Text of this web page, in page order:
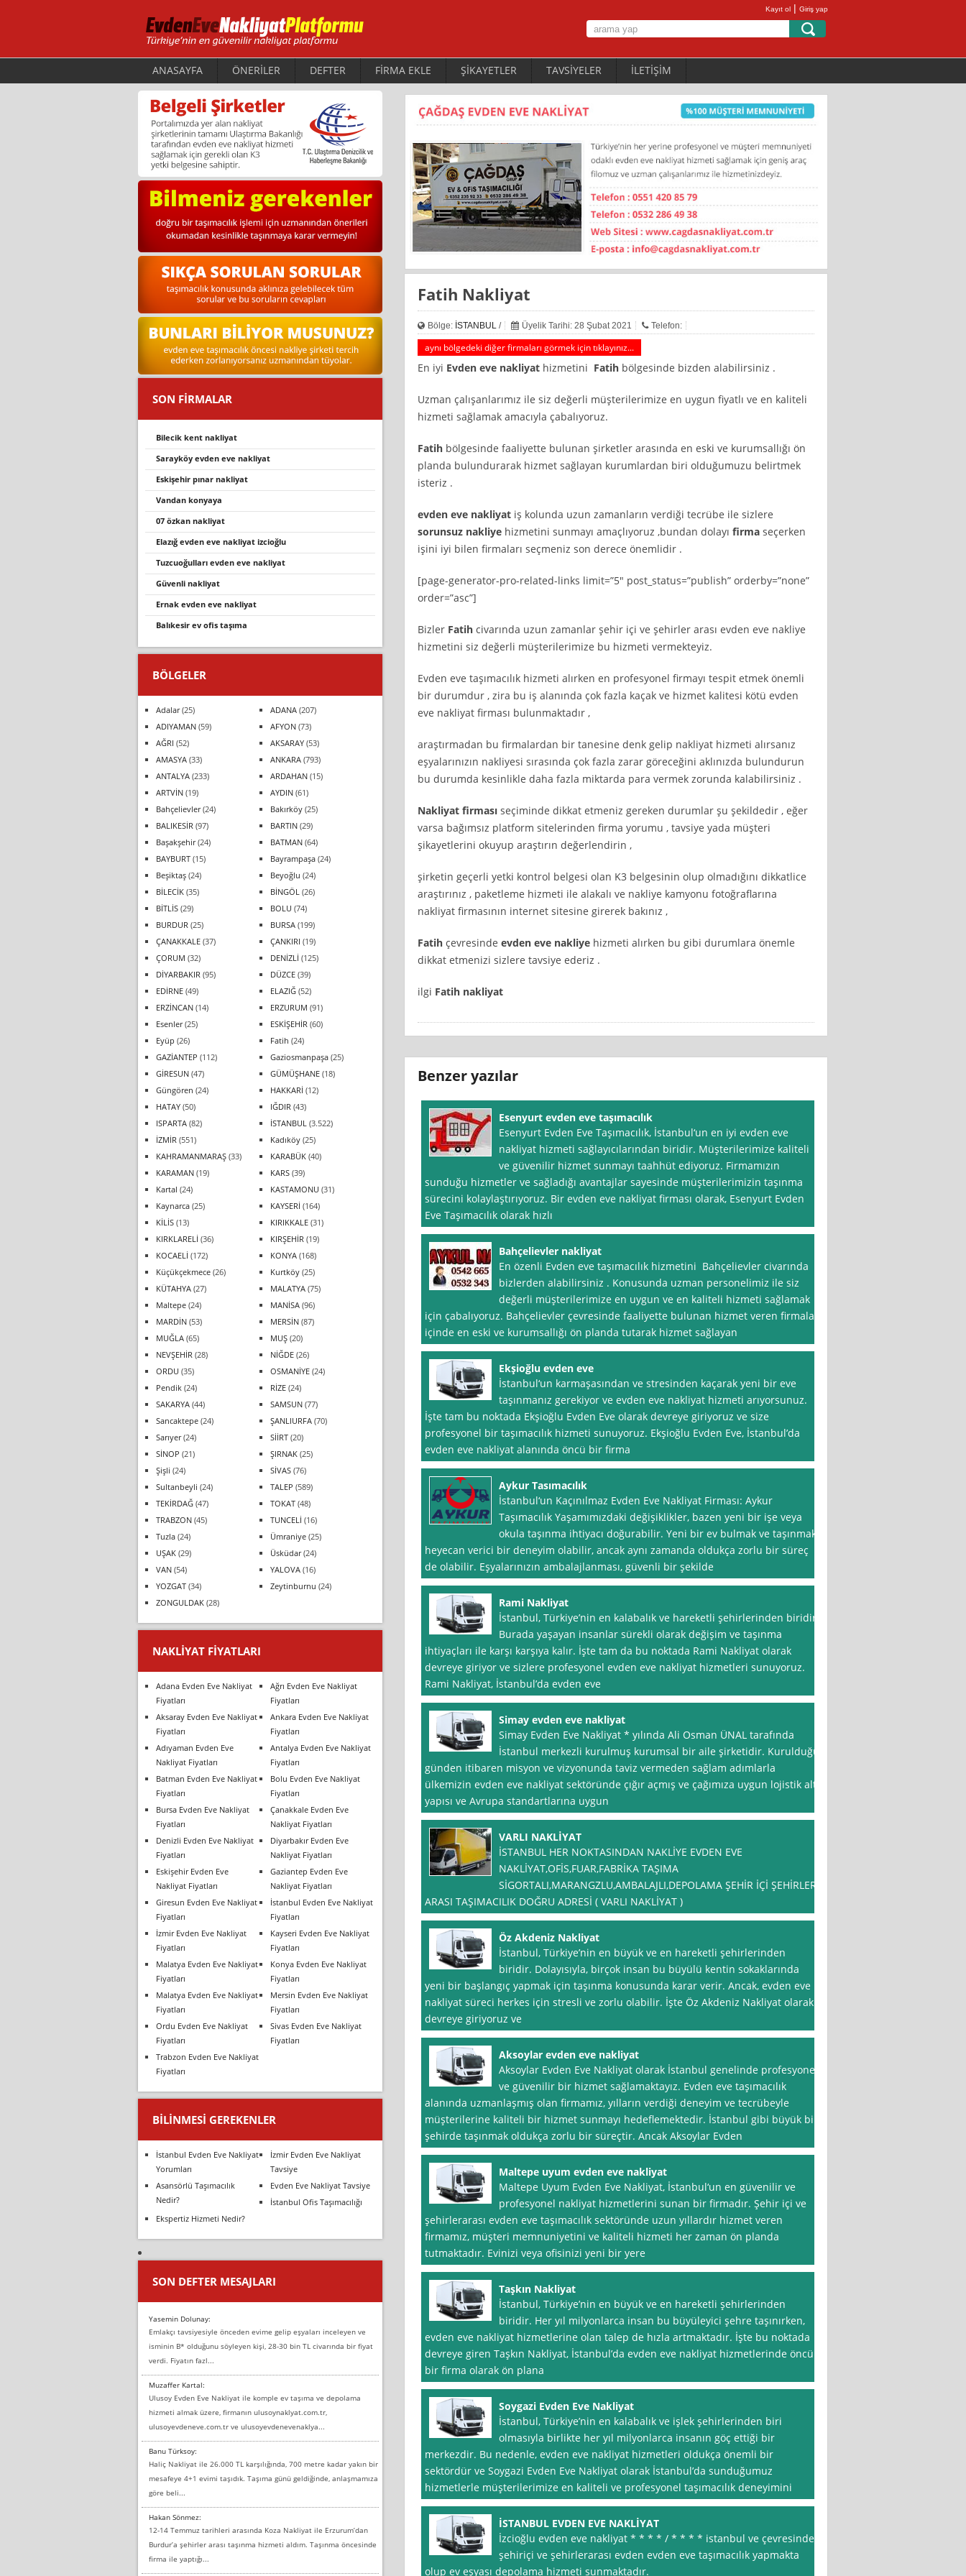
Kayıt ol | Giriş yap
ANASAYFA ÖNERİLER DEFTER FİRMA EKLE ŞİKAYETLER TAVSİYELER İLETİŞİM
Fatih Nakliyat
Bölge: İSTANBUL/ Üyelik Tarihi: 28 Şubat 2021 Telefon:
aynı bölgedeki diğer firmaları görmek için tıklayınız...
En iyi Evden eve nakliyathizmetini Fatihbölgesinde bizden alabilirsiniz .
Uzman çalışanlarımız ile siz değerli müşterilerimize en uygun fiyatlı ve en kaliteli
hizmeti sağlamak amacıyla çabalıyoruz.
Fatihbölgesinde faaliyette bulunan şirketler arasında en eski ve kurumsallığı ön
planda bulundurarak hizmet sağlayan kurumlardan biri olduğumuzu belirtmek
isteriz .
evden eve nakliyatiş kolunda uzun zamanların verdiği tecrübe ile sizlere
sorunsuz nakliyehizmetini sunmayı amaçlıyoruz ,bundan dolayı firmaseçerken
işini iyi bilen firmaları seçmeniz son derece önemlidir .
[page-generator-pro-related-links limit=”5″ post_status=”publish” orderby=”none”
order=”asc”]
Bizler Fatihcivarında uzun zamanlar şehir içi ve şehirler arası evden eve nakliye
hizmetini siz değerli müşterilerimize bu hizmeti vermekteyiz.
Evden eve taşımacılık hizmeti alırken en profesyonel firmayı tespit etmek önemli
bir durumdur , zira bu iş alanında çok fazla kaçak ve hizmet kalitesi kötü evden
eve nakliyat firması bulunmaktadır ,
araştırmadan bu firmalardan bir tanesine denk gelip nakliyat hizmeti alırsanız
eşyalarınızın nakliyesi sırasında çok fazla zarar göreceğini aklınızda bulundurun
bu durumda kesinlikle daha fazla miktarda para vermek zorunda kalabilirsiniz .
Nakliyat firmasıseçiminde dikkat etmeniz gereken durumlar şu şekildedir , eğer
varsa bağımsız platform sitelerinden firma yorumu , tavsiye yada müşteri
şikayetlerini okuyup araştırın değerlendirin ,
şirketin geçerli yetki kontrol belgesi olan K3 belgesinin olup olmadığını dikkatlice
araştırınız , paketleme hizmeti ile alakalı ve nakliye kamyonu fotoğraflarına
nakliyat firmasının internet sitesine girerek bakınız ,
Fatihçevresinde evden eve nakliyehizmeti alırken bu gibi durumlara önemle
dikkat etmenizi sizlere tavsiye ederiz .
ilgi Fatih nakliyat
Benzer yazılar
Esenyurt evden eve taşımacılık
Esenyurt Evden Eve Taşımacılık, İstanbul‘un en iyi evden eve
nakliyat hizmeti sağlayıcılarından biridir. Müşterilerimize kaliteli
ve güvenilir hizmet sunmayı taahhüt ediyoruz. Firmamızın
sunduğu hizmetler ve sağladığı avantajlar sayesinde müşterilerimizin taşınma
sürecini kolaylaştırıyoruz. Bir evden eve nakliyat firması olarak, Esenyurt Evden
Eve Taşımacılık olarak hızlı
Bahçelievler nakliyat
En özenli Evden eve taşımacılık hizmetini Bahçelievler civarında
bizlerden alabilirsiniz . Konusunda uzman personelimiz ile siz
değerli müşterilerimize en uygun ve en kaliteli hizmeti sağlamak
için çabalıyoruz. Bahçelievler çevresinde faaliyette bulunan hizmet veren firmalar
içinde en eski ve kurumsallığı ön planda tutarak hizmet sağlayan
Ekşioğlu evden eve
İstanbul‘un karmaşasından ve stresinden kaçarak yeni bir eve
taşınmanız gerekiyor ve evden eve nakliyat hizmeti arıyorsunuz.
İşte tam bu noktada Ekşioğlu Evden Eve olarak devreye giriyoruz ve size
profesyonel bir taşımacılık hizmeti sunuyoruz. Ekşioğlu Evden Eve, İstanbul’da
evden eve nakliyat alanında öncü bir firma
Aykur Tasımacılık
İstanbul‘un Kaçınılmaz Evden Eve Nakliyat Firması: Aykur
Taşımacılık Yaşamımızdaki değişiklikler, bazen yeni bir işe veya
okula taşınma ihtiyacı doğurabilir. Yeni bir ev bulmak ve taşınmak
heyecan verici bir deneyim olabilir, ancak aynı zamanda oldukça zorlu bir süreç
de olabilir. Eşyalarınızın ambalajlanması, güvenli bir şekilde
Rami Nakliyat
İstanbul, Türkiye’nin en kalabalık ve hareketli şehirlerinden biridir.
Burada yaşayan insanlar sürekli olarak değişim ve taşınma
ihtiyaçları ile karşı karşıya kalır. İşte tam da bu noktada Rami Nakliyat olarak
devreye giriyor ve sizlere profesyonel evden eve nakliyat hizmetleri sunuyoruz.
Rami Nakliyat, İstanbul’da evden eve
Simay evden eve nakliyat
Simay Evden Eve Nakliyat * yılında Ali Osman ÜNAL tarafında
İstanbul merkezli kurulmuş kurumsal bir aile şirketidir. Kurulduğu
günden itibaren misyon ve vizyonunda taviz vermeden sağlam adımlarla
ülkemizin evden eve nakliyat sektöründe çığır açmış ve çağımıza uygun lojistik alt
yapısı ve Avrupa standartlarına uygun
VARLI NAKLİYAT
İSTANBUL HER NOKTASINDAN NAKLİYE EVDEN EVE
NAKLİYAT,OFİS,FUAR,FABRİKA TAŞIMA
SİGORTALI,MARANGZLU,AMBALAJLI,DEPOLAMA ŞEHİR İÇİ ŞEHİRLER
ARASI TAŞIMACILIK DOĞRU ADRESİ ( VARLI NAKLİYAT )
Öz Akdeniz Nakliyat
İstanbul, Türkiye’nin en büyük ve en hareketli şehirlerinden
biridir. Dolayısıyla, birçok insan bu büyülü kentin sokaklarında
yeni bir başlangıç yapmak için taşınma konusunda karar verir. Ancak, evden eve
nakliyat süreci herkes için stresli ve zorlu olabilir. İşte Öz Akdeniz Nakliyat olarak
devreye giriyoruz ve
Aksoylar evden eve nakliyat
Aksoylar Evden Eve Nakliyat olarak İstanbul genelinde profesyonel
ve güvenilir bir hizmet sağlamaktayız. Evden eve taşımacılık
alanında uzmanlaşmış olan firmamız, yılların verdiği deneyim ve tecrübeyle
müşterilerine kaliteli bir hizmet sunmayı hedeflemektedir. İstanbul gibi büyük bir
şehirde taşınmak oldukça zorlu bir süreçtir. Ancak Aksoylar Evden
Maltepe uyum evden eve nakliyat
Maltepe Uyum Evden Eve Nakliyat, İstanbul‘un en güvenilir ve
profesyonel nakliyat hizmetlerini sunan bir firmadır. Şehir içi ve
şehirlerarası evden eve taşımacılık sektöründe uzun yıllardır hizmet veren
firmamız, müşteri memnuniyetini ve kaliteli hizmeti her zaman ön planda
tutmaktadır. Evinizi veya ofisinizi yeni bir yere
Taşkın Nakliyat
İstanbul, Türkiye’nin en büyük ve en hareketli şehirlerinden
biridir. Her yıl milyonlarca insan bu büyüleyici şehre taşınırken,
evden eve nakliyat hizmetlerine olan talep de hızla artmaktadır. İşte bu noktada
devreye giren Taşkın Nakliyat, İstanbul’da evden eve nakliyat hizmetlerinde öncü
bir firma olarak ön plana
Soygazi Evden Eve Nakliyat
İstanbul, Türkiye’nin en kalabalık ve işlek şehirlerinden biri
olmasıyla birlikte her yıl milyonlarca insanın göç ettiği bir
merkezdir. Bu nedenle, evden eve nakliyat hizmetleri oldukça önemli bir
sektördür ve Soygazi Evden Eve Nakliyat olarak İstanbul’da sunduğumuz
hizmetlerle müşterilerimize en kaliteli ve profesyonel taşımacılık deneyimini
İSTANBUL EVDEN EVE NAKLİYAT
İzcioğlu evden eve nakliyat * * * * / * * * * istanbul ve çevresinde
şehiriçi ve şehirlerarası evden evden eve taşımacılık yapmakta
olup ev eşyası depolama hizmeti sunmaktadır.
SON FİRMALAR
bilecik kent nakliyat
sarayköy evden eve nakliyat
eskişehir pınar nakliyat
vandan konyaya
07 özkan nakli̇yat
elaziğ evden eve nakli̇yat i̇zci̇oğlu
tuzcuoğulları evden eve nakliyat
güvenli̇ nakli̇yat
ernak evden eve nakliyat
balikesi̇r ev ofi̇s taşima
BÖLGELER
Adalar(25) ADANA (207)
ADIYAMAN (59) AFYON (73)
AĞRI (52) AKSARAY (53)
AMASYA (33) ANKARA (793)
ANTALYA (233) ARDAHAN (15)
ARTVİN (19) AYDIN (61)
Bahçelievler(24) Bakırköy (25)
BALIKESİR (97) BARTIN (29)
Başakşehir(24) BATMAN (64)
BAYBURT (15) Bayrampaşa (24)
Beşiktaş (24) Beyoğlu (24)
BİLECİK (35) BİNGÖL (26)
BİTLİS (29) BOLU (74)
BURDUR (25) BURSA (199)
ÇANAKKALE (37) ÇANKIRI (19)
ÇORUM (32) DENİZLİ (125)
DİYARBAKIR (95) DÜZCE (39)
EDİRNE (49) ELAZIĞ (52)
ERZİNCAN (14) ERZURUM (91)
Esenler(25) ESKİŞEHİR (60)
Eyüp (26) Fatih (24)
GAZİANTEP (112) Gaziosmanpaşa (25)
GİRESUN (47) GÜMÜŞHANE (18)
Güngören (24) HAKKARİ (12)
HATAY (50) IĞDIR (43)
ISPARTA (82) İSTANBUL (3.522)
İZMİR (551) Kadıköy (25)
KAHRAMANMARAŞ (33) KARABÜK (40)
KARAMAN (19) KARS (39)
Kartal (24) KASTAMONU (31)
Kaynarca (25) KAYSERİ (164)
KİLİS (13) KIRIKKALE (31)
KIRKLARELİ (36) KIRŞEHİR (19)
KOCAELİ (172) KONYA (168)
Küçükçekmece (26) Kurtköy (25)
KÜTAHYA (27) MALATYA (75)
Maltepe (24) MANİSA (96)
MARDİN (53) MERSİN (87)
MUĞLA (65) MUŞ (20)
NEVŞEHİR (28) NİĞDE (26)
ORDU (35) OSMANİYE (24)
Pendik (24) RİZE (24)
SAKARYA (44) SAMSUN (77)
Sancaktepe (24) ŞANLIURFA (70)
Sarıyer(24) SİİRT (20)
SİNOP (21) ŞIRNAK (25)
Şişli (24) SİVAS (76)
Sultanbeyli (24) TALEP (589)
TEKİRDAĞ (47) TOKAT (48)
TRABZON (45) TUNCELİ (16)
Tuzla (24) Ümraniye (25)
UŞAK (29) Üsküdar(24)
VAN (54) YALOVA (16)
YOZGAT (34) Zeytinburnu (24)
ZONGULDAK (28)
NAKLIYAT FIYATLARI
Adana Evden Eve Nakliyat
Fiyatları
Ağrı Evden Eve Nakliyat
Fiyatları
Aksaray Evden Eve Nakliyat
Fiyatları
Ankara Evden Eve Nakliyat
Fiyatları
Adıyaman Evden Eve
Nakliyat Fiyatları
Antalya Evden Eve Nakliyat
Fiyatları
Batman Evden Eve Nakliyat
Fiyatları
Bolu Evden Eve Nakliyat
Fiyatları
Bursa Evden Eve Nakliyat
Fiyatları
Çanakkale Evden Eve
Nakliyat Fiyatları
Denizli Evden Eve Nakliyat
Fiyatları
Diyarbakır Evden Eve
Nakliyat Fiyatları
Eskişehir Evden Eve
Nakliyat Fiyatları
Gaziantep Evden Eve
Nakliyat Fiyatları
Giresun Evden Eve Nakliyat
Fiyatları
İstanbul Evden Eve Nakliyat
Fiyatları
İzmir Evden Eve Nakliyat
Fiyatları
Kayseri Evden Eve Nakliyat
Fiyatları
Malatya Evden Eve Nakliyat
Fiyatları
Konya Evden Eve Nakliyat
Fiyatları
Malatya Evden Eve Nakliyat
Fiyatları
Mersin Evden Eve Nakliyat
Fiyatları
Ordu Evden Eve Nakliyat
Fiyatları
Sivas Evden Eve Nakliyat
Fiyatları
Trabzon Evden Eve Nakliyat
Fiyatları
BILINMESI GEREKENLER
İstanbul Evden Eve Nakliyat
Yorumları
İzmir Evden Eve Nakliyat
Tavsiye
Asansörlü Taşımacılık
Nedir?
Evden Eve Nakliyat Tavsiye
İstanbul Ofis Taşımacılığı
Ekspertiz Hizmeti Nedir?
SON DEFTER MESAJLARI
Yasemin Dolunay:
Emlakçı tavsiyesiyle önceden evime gelip eşyaları inceleyen ve
isminin B* olduğunu söyleyen kişi, 28-30 bin TL civarında bir fiyat
verdi. Fiyatın fazl...
Muzaffer Kartal:
Ulusoy Evden Eve Nakliyat ile komple ev taşıma ve depolama
hizmeti almak üzere, firmanın ulusoynaklyat.com.tr,
ulusoyevdeneve.com.tr ve ulusoyevdenevenaklya...
Banu Türksoy:
Haliç Nakliyat ile 26.000 TL karşılığında, 700 metre kadar yakın bir
mesafeye 4+1 evimi taşıdık. Taşıma günü geldiğinde, anlaşmamıza
göre beli...
Hakan Sönmez:
12-14 Temmuz tarihleri arasında Koza Nakliyat ile Erzurum’dan
Burdur’a şehirler arası taşınma hizmeti aldım. Taşınma öncesinde
firma ile yaptığı...